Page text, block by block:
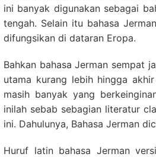
ini banyak digunakan sebagai
tengah. Selain itu bahasa
difungsikan di dataran Eropa.
Bahkan bahasa Jerman sempat
utama kurang lebih hingga
masih banyak yang
inilah sebab sebagian literatur
ini. Dahulunya, Bahasa Jerman
Huruf latin bahasa Jerman